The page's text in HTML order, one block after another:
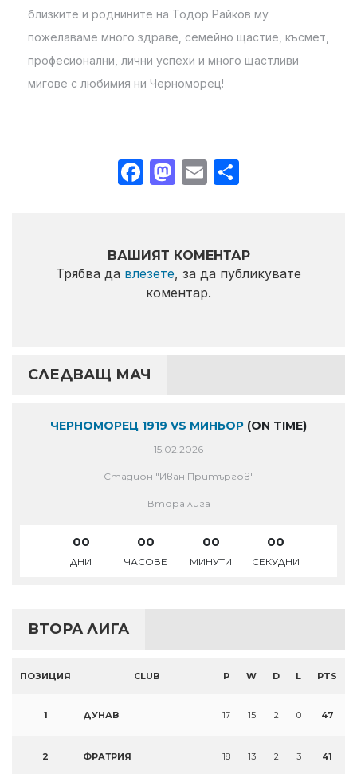
близките и роднините на Тодор Райков му
пожелаваме много здраве, семейно щастие, късмет,
професионални, лични успехи и много щастливи
мигове с любимия ни Черноморец!
Facebook
Mastodon
Email
ВАШИЯТ КОМЕНТАР
Трябва да влезете, за да публикувате
коментар.
СЛЕДВАЩ МАЧ
ЧЕРНОМОРЕЦ 1919 VS МИНЬОР (ON TIME)
15.02.2026
Стадион "Иван Притъргов"
Втора лига
00
ДНИ
00
ЧАСОВЕ
00
МИНУТИ
00
СЕКУДНИ
ВТОРА ЛИГА
ПОЗИЦИЯ CLUB P W D L PTS
1 ДУНАВ 17 15 2 0 47
2 ФРАТРИЯ 18 13 2 3 41